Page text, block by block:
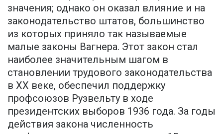
значения; однако он оказал влияние и на
законодательство штатов, большинство
из которых приняло так называемые
малые законы Вагнера. Этот закон стал
наиболее значительным шагом в
становлении трудового законодательства
в XX веке, обеспечил поддержку
профсоюзов Рузвельту в ходе
президентских выборов 1936 года. За годы
действия закона численность